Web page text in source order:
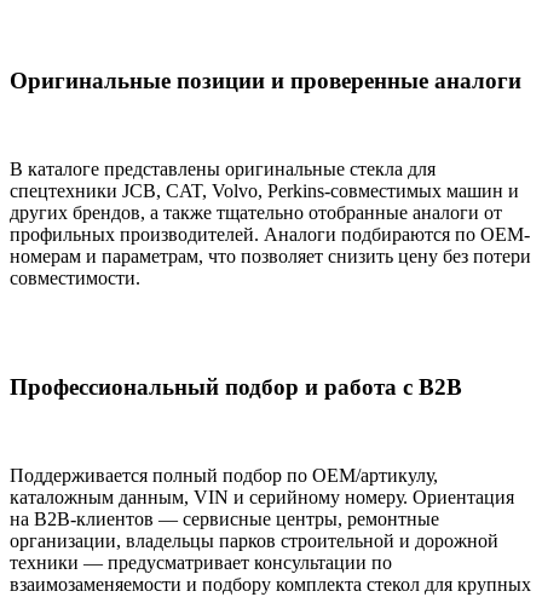
Оригинальные позиции и проверенные аналоги
В каталоге представлены оригинальные стекла для
спецтехники JCB, CAT, Volvo, Perkins-совместимых машин и
других брендов, а также тщательно отобранные аналоги от
профильных производителей. Аналоги подбираются по OEM-
номерам и параметрам, что позволяет снизить цену без потери
совместимости.
Профессиональный подбор и работа с B2B
Поддерживается полный подбор по OEM/артикулу,
каталожным данным, VIN и серийному номеру. Ориентация
на B2B-клиентов — сервисные центры, ремонтные
организации, владельцы парков строительной и дорожной
техники — предусматривает консультации по
взаимозаменяемости и подбору комплекта стекол для крупных